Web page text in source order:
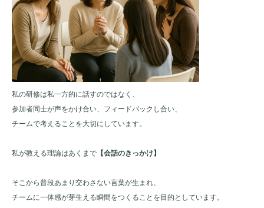
私の研修は私一方的に話すのではなく、
参加者同士が声をかけ合い、フィードバックし合い、
チームで考えることを大切にしています。
私が教える理論はあくまで 【会話のきっかけ】
そこから普段あまり交わさない言葉が生まれ、
チームに一体感が芽生える瞬間をつくることを目的としています。